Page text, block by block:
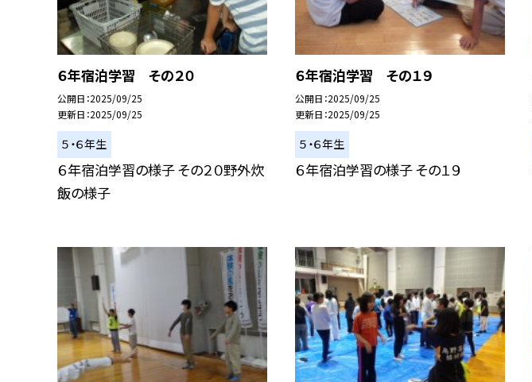
６年宿泊学習 その２０
公開日 2025/09/25
更新日 2025/09/25
５・６年生
６年宿泊学習の様子 その２０野外炊
飯の様子
６年宿泊学習 その１９
公開日 2025/09/25
更新日 2025/09/25
５・６年生
６年宿泊学習の様子 その１９